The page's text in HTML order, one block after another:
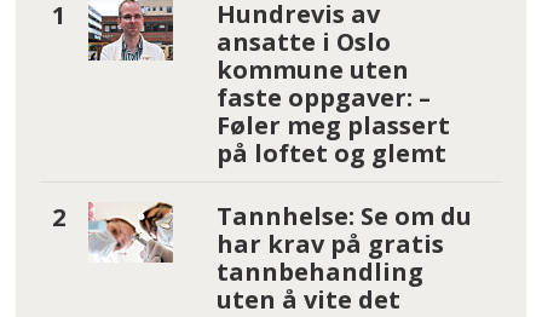
Hundrevis av
ansatte i Oslo
kommune uten
faste oppgaver: –
Føler meg plassert
på loftet og glemt
Tannhelse: Se om du
har krav på gratis
tannbehandling
uten å vite det